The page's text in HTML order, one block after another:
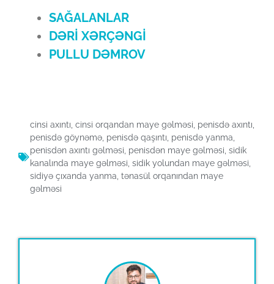
SAĞALANLAR
DƏRİ XƏRÇƏNGİ
PULLU DƏMROV
cinsi axıntı cinsi orqandan maye gəlməsi penisdə axıntı
penisdə göynəmə penisdə qaşıntı penisdə yanma
penisdən axıntı gəlməsi penisdən maye gəlməsi sidik
kanalında maye gəlməsi sidik yolundan maye gəlməsi
sidiyə çıxanda yanma tənasül orqanından maye
gəlməsi